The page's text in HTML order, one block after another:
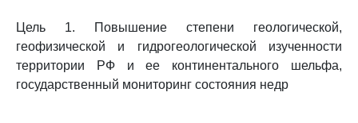
Цель 1. Повышение степени геологической,
геофизической и гидрогеологической изученности
территории РФ и ее континентального шельфа,
государственный мониторинг состояния недр